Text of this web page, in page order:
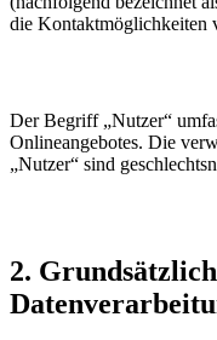
die Kontaktmöglichkeiten
Der Begriff „Nutzer“
Onlineangebotes. Die
„Nutzer“ sind
2.